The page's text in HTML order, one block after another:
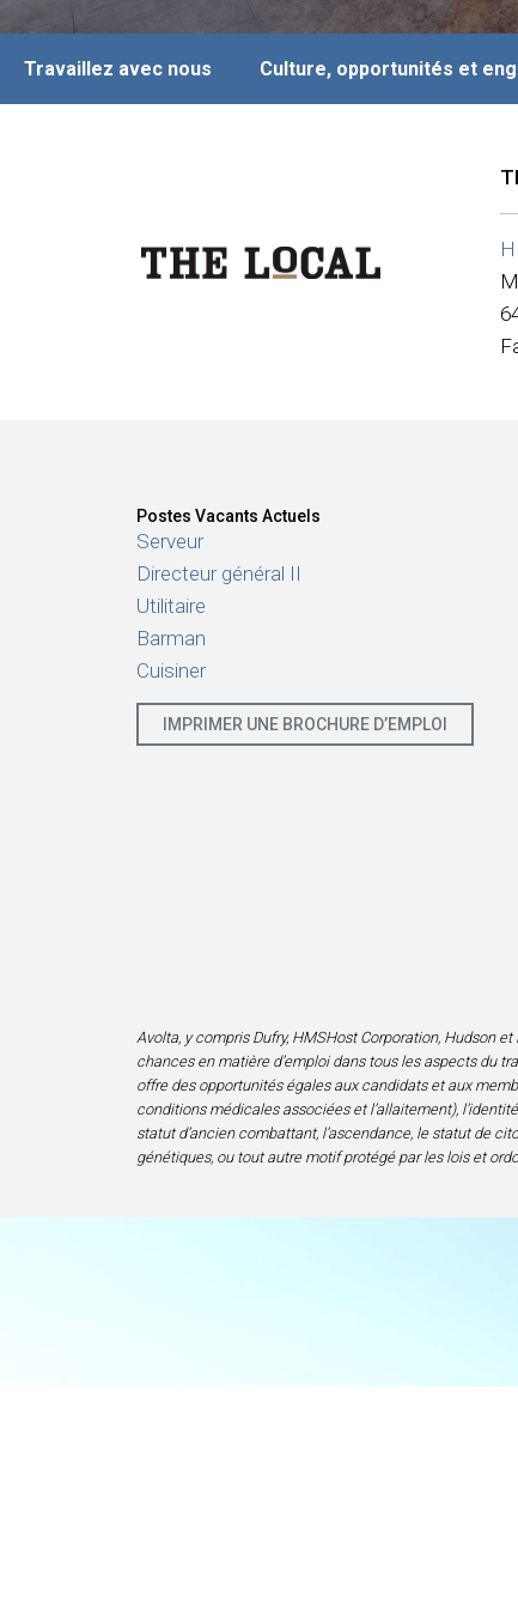
Travaillez avec nous Culture, opportunités et
Postes Vacants Actuels
Serveur
Directeur général II
Utilitaire
Barman
Cuisiner
IMPRIMER UNE BROCHURE D’EMPLOI
Avolta, y compris Dufry, HMSHost Corporation, Hudson
chances en matière d’emploi dans tous les aspects du
offre des opportunités égales aux candidats et aux
conditions médicales associées et l’allaitement),
statut d’ancien combattant, l’ascendance, le statut de
génétiques, ou tout autre motif protégé par les lois et